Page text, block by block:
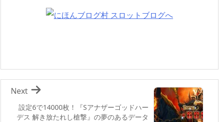
設定6で14000枚！『Sアナザーゴッドハー
デス 解き放たれし槍撃』の夢のあるデータ
Next